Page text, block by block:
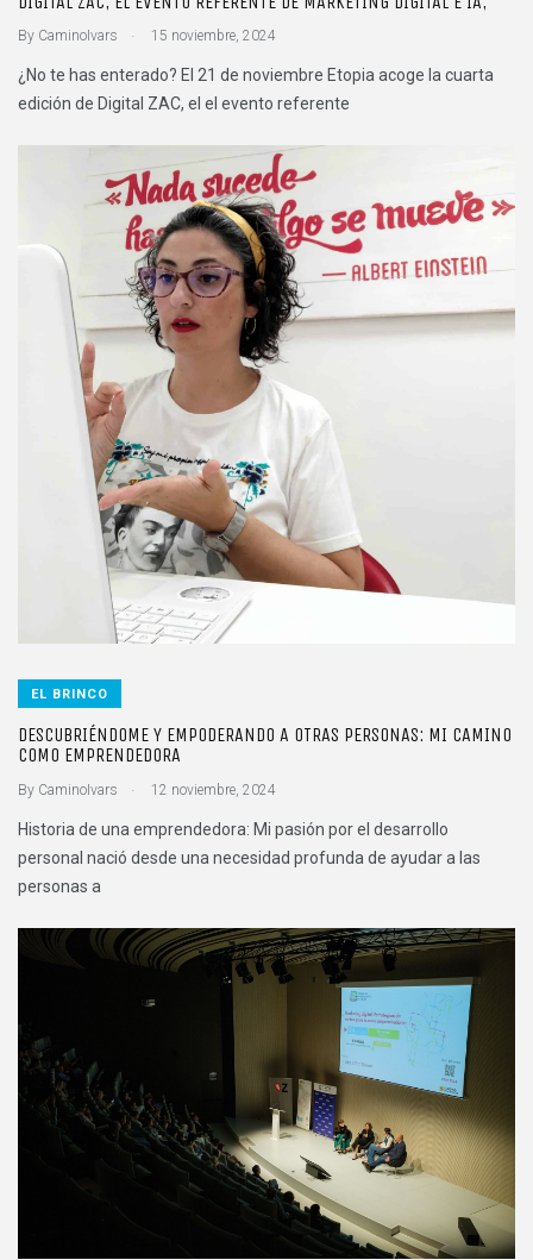
By CaminoIvars . 15 noviembre, 2024
¿No te has enterado? El 21 de noviembre Etopia acoge la cuarta
edición de Digital ZAC, el el evento referente
EL BRINCO
DESCUBRIÉNDOME Y EMPODERANDO A OTRAS PERSONAS: MI CAMINO
COMO EMPRENDEDORA
By CaminoIvars 12 noviembre, 2024
Historia de una emprendedora: Mi pasión por el desarrollo
personal nació desde una necesidad profunda de ayudar a las
personas a